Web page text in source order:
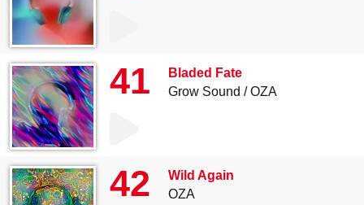
41
Bladed Fate
Grow Sound
OZA
42
Wild Again
OZA